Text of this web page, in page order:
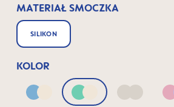
MATERIAŁ SMOCZKA
SILIKON
KOLOR
Blue & NeutralGreen & Neutral
Neutral